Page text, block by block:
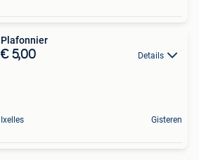
Plafonnier
€ 5,00 Details
Ixelles Gisteren